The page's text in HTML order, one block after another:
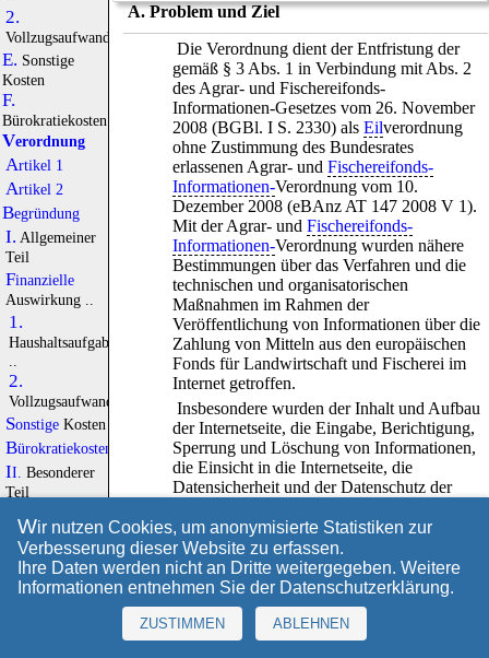
A. Problem und Ziel
Die Verordnung dient der Entfristung der
gemäß § 3 Abs. 1 in Verbindung mit Abs. 2
des Agrar- und Fischereifonds-
Informationen-Gesetzes vom 26. November
2008 (BGBl. I S. 2330) alsEilverordnung
ohne Zustimmung des Bundesrates
erlassenen Agrar- undFischereifonds-
Informationen-Verordnung vom 10.
Dezember 2008 (eBAnz AT 147 2008 V 1).
Mit der Agrar- undFischereifonds-
Informationen-Verordnung wurden nähere
Bestimmungen über das Verfahren und die
technischen und organisatorischen
Maßnahmen im Rahmen der
Veröffentlichung von Informationen über die
Zahlung von Mitteln aus den europäischen
Fonds für Landwirtschaft und Fischerei im
Internet getroffen.
Insbesondere wurden der Inhalt und Aufbau
der Internetseite, die Eingabe, Berichtigung,
Sperrung und Löschung von Informationen,
die Einsicht in die Internetseite, die
Datensicherheit und der Datenschutz der
B. Lösung
Erlass der vorliegenden Verordnung.
C. Alternativen
2.
Vollzugsaufwand
E. Sonstige
Kosten
F.
Bürokratiekosten
Verordnung
Artikel 1
Artikel 2
Begründung
I. Allgemeiner
Teil
Finanzielle
Auswirkung ..
1.
Haushaltsaufgaben
2.
Vollzugsaufwand
SonstigeKosten
Bürokratiekosten
II. Besonderer
Teil
ZuArtikel 2
nlage
Stellungnahme
Normenkontrollrates
Wir nutzen Cookies, um anonymisierte Statistiken zur
Verbesserung dieser Website zu erfassen.
Ihre Daten werden nicht an Dritte weitergegeben. Weitere
Informationen entnehmen Sie der Datenschutzerklärung.
ZUSTIMMEN ABLEHNEN